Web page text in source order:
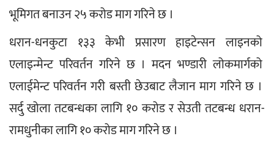
भूमिगत बनाउन २५ करोड माग गरिने छ ।
धरान-धनकुटा १३३ केभी प्रसारण हाइटेन्सन लाइनको
एलाइन्मेन्ट परिवर्तन गरिने छ । मदन भण्डारी लोकमार्गको
एलाईमेन्ट परिवर्तन गरी बस्ती छेउबाट लैजान माग गरिने छ ।
सर्दु खोला तटबन्धका लागि १० करोड र सेउती तटबन्ध धरान-
रामधुनीका लागि १० करोड माग गरिने छ ।